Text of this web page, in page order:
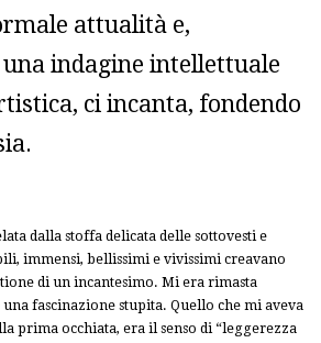
attualità e,
indagine intellettuale
ci incanta, fondendo
dalla stoffa delicata delle sottovesti e
immensi, bellissimi e vivissimi creavano
di un incantesimo. Mi era rimasta
fascinazione stupita. Quello che mi aveva
prima occhiata, era il senso di “leggerezza